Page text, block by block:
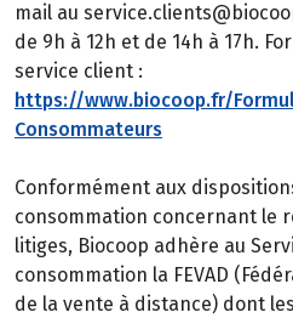
mail au
de 9h à 12h et de 14h à 17h.
service client :
https://www.biocoop.fr/
Consommateurs
Conformément aux
consommation concernant le
litiges, Biocoop adhère au
consommation la FEVAD
de la vente à distance) dont